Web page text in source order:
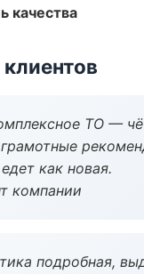
качества
ТО —
как новая.
компании
подробная,